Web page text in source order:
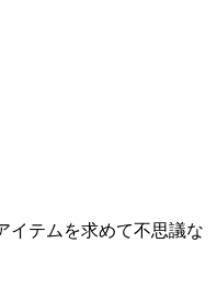
イテムを求めて不思議な